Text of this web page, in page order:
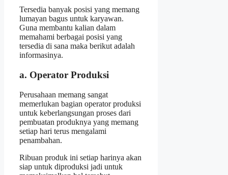
Tersedia banyak posisi yang memang
lumayan bagus untuk karyawan.
Guna membantu kalian dalam
memahami berbagai posisi yang
tersedia di sana maka berikut adalah
informasinya.
a. Operator Produksi
Perusahaan memang sangat
memerlukan bagian operator produksi
untuk keberlangsungan proses dari
pembuatan produknya yang memang
setiap hari terus mengalami
penambahan.
Ribuan produk ini setiap harinya akan
siap untuk diproduksi jadi untuk